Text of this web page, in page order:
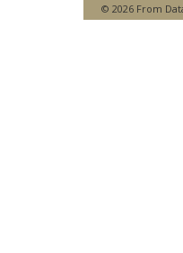
© 2026 From